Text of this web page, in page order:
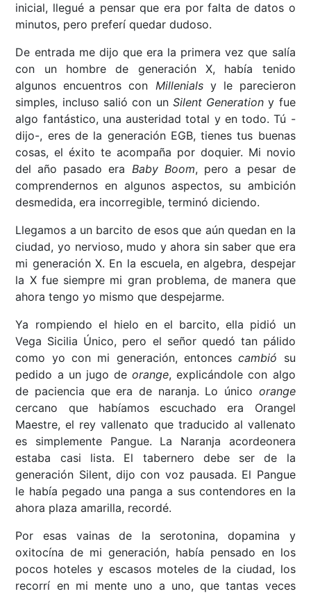
inicial, llegué a pensar que era por falta de datos o
minutos, pero preferí quedar dudoso.
De entrada me dijo que era la primera vez que salía
con un hombre de generación X, había tenido
algunos encuentros con Millenialsy le parecieron
simples, incluso salió con un Silent Generation y fue
algo fantástico, una austeridad total y en todo. Tú -
dijo-, eres de la generación EGB, tienes tus buenas
cosas, el éxito te acompaña por doquier. Mi novio
del año pasado era Baby Boom, pero a pesar de
comprendernos en algunos aspectos, su ambición
desmedida, era incorregible, terminó diciendo.
Llegamos a un barcito de esos que aún quedan en la
ciudad, yo nervioso, mudo y ahora sin saber que era
mi generación X. En la escuela, en algebra, despejar
la X fue siempre mi gran problema, de manera que
ahora tengo yo mismo que despejarme.
Ya rompiendo el hielo en el barcito, ella pidió un
Vega Sicilia Único, pero el señor quedó tan pálido
como yo con mi generación, entoncescambió su
pedido a un jugo deorange, explicándole con algo
de paciencia que era de naranja. Lo único orange
cercano que habíamos escuchado era Orangel
Maestre, el rey vallenato que traducido al vallenato
es simplemente Pangue. La Naranja acordeonera
estaba casi lista. El tabernero debe ser de la
generación Silent, dijo con voz pausada. El Pangue
le había pegado una panga a sus contendores en la
ahora plaza amarilla, recordé.
Por esas vainas de la serotonina, dopamina y
oxitocína de mi generación, había pensado en los
pocos hoteles y escasos moteles de la ciudad, los
recorrí en mi mente uno a uno, que tantas veces